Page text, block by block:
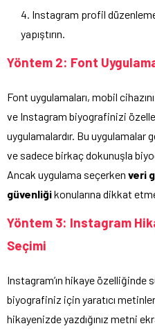
Instagram profil
yapıştırın.
Yöntem 2: Font
Font uygulamaları, mobil
ve Instagram biyografinizi
uygulamalardır. Bu uygulamalar
ve sadece birkaç dokunuşla
Ancak uygulama seçerken veri
güvenliğikonularına dikkat
Yöntem 3: Instagram
Seçimi
Instagram’ın hikaye özelliğinde
biyografiniz için yaratıcı
hikayenizde yazdığınız metni